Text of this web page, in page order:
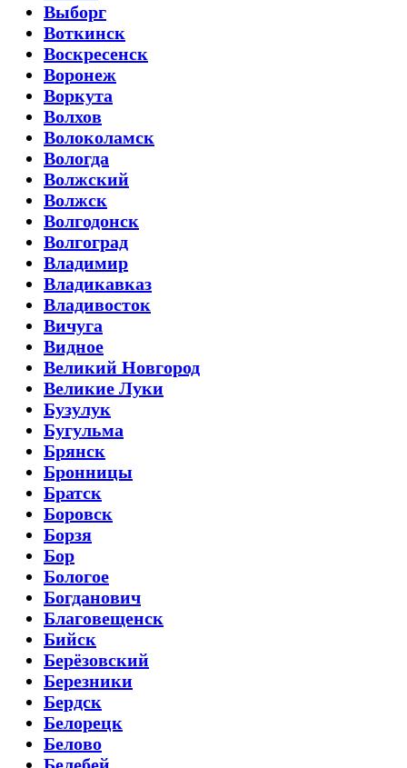
Выборг
Воткинск
Воскресенск
Воронеж
Воркута
Волхов
Волоколамск
Вологда
Волжский
Волжск
Волгодонск
Волгоград
Владимир
Владикавказ
Владивосток
Вичуга
Видное
Великий Новгород
Великие Луки
Бузулук
Бугульма
Брянск
Бронницы
Братск
Боровск
Борзя
Бор
Бологое
Богданович
Благовещенск
Бийск
Берёзовский
Березники
Бердск
Белорецк
Белово
Белебей